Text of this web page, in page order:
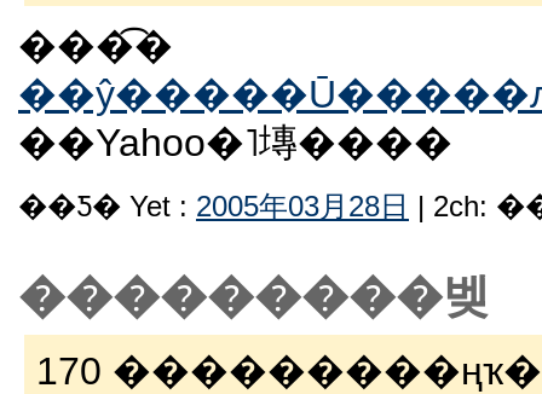
���͡�
��Yahoo�˥塼����
��Ƽ� Yet : 2005年03月28日 | 2ch:
���������벶
170 ���������ңҡ�05/